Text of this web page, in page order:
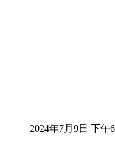
2024年7月9日 下午